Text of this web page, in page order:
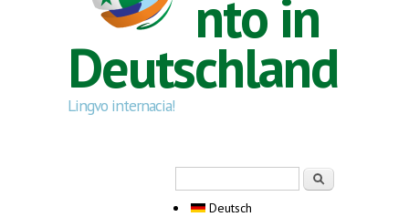
nto in
Deutschland
Lingvo internacia!
Deutsch